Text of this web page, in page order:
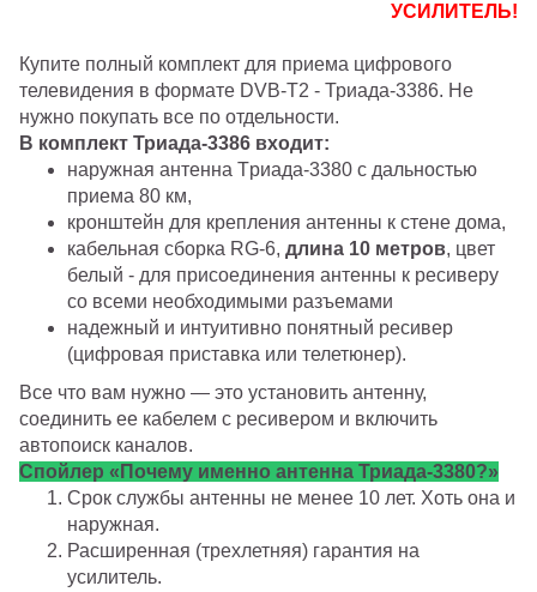
УСИЛИТЕЛЬ!
Купите полный комплект для приема цифрового
телевидения в формате DVB-T2 - Триада-3386. Не
нужно покупать все по отдельности.
В комплект Триада-3386 входит:
наружная антенна Tриада-3380 с дальностью
приема 80 км,
кронштейн для крепления антенны к стене дома,
кабельная сборка RG-6, длина 10 метров, цвет
белый - для присоединения антенны к ресиверу
со всеми необходимыми разъемами
надежный и интуитивно понятный ресивер
(цифровая приставка или телетюнер).
Все что вам нужно — это установить антенну,
соединить ее кабелем с ресивером и включить
автопоиск каналов.
Спойлер «Почему именно антенна Триада-3380?»
Срок службы антенны не менее 10 лет. Хоть она и
наружная.
Расширенная (трехлетняя) гарантия на
усилитель.